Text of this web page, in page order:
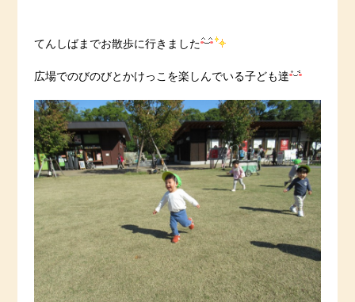
てんしばまでお散歩に行きました
広場でのびのびとかけっこを楽しんでいる子ども達